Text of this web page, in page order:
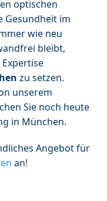
optischen
Gesundheit im
wie neu
bleibt,
zu setzen.
unserem
Sie noch heute
in München.
Angebot für
an!